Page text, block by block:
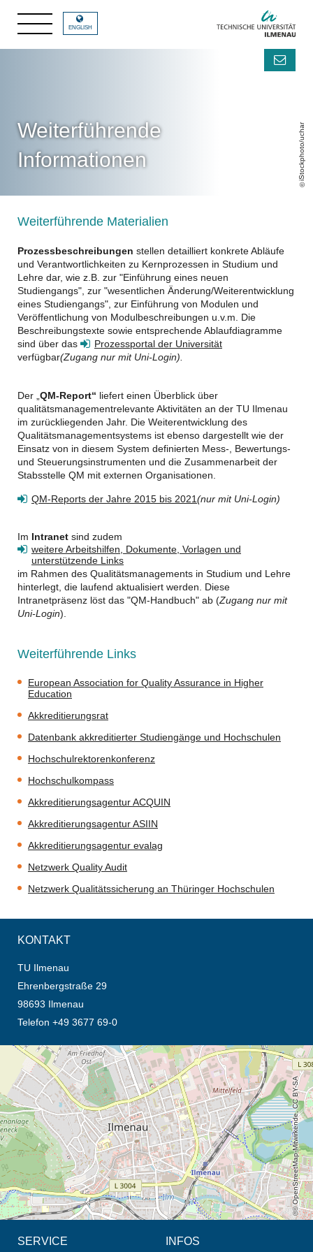
iStockphoto/uchar
ENGLISH
Weiterführende
Informationen
Weiterführende Materialien
Prozessbeschreibungen stellen detailliert konkrete Abläufe
und Verantwortlichkeiten zu Kernprozessen in Studium und
Lehre dar, wie z.B. zur "Einführung eines neuen
Studiengangs", zur "wesentlichen Änderung/Weiterentwicklung
eines Studiengangs", zur Einführung von Modulen und
Veröffentlichung von Modulbeschreibungen u.v.m. Die
Beschreibungstexte sowie entsprechende Ablaufdiagramme
sind über das
Prozessportal der Universität
verfügbar(Zugang nur mit Uni-Login).
Der „ QM-Report“ liefert einen Überblick über
qualitätsmanagementrelevante Aktivitäten an der TU Ilmenau
im zurückliegenden Jahr. Die Weiterentwicklung des
Qualitätsmanagementsystems ist ebenso dargestellt wie der
Einsatz von in diesem System definierten Mess-, Bewertungs-
und Steuerungsinstrumenten und die Zusammenarbeit der
Stabsstelle QM mit externen Organisationen.
QM-Reports der Jahre 2015 bis 2021(nur mit Uni-Login)
Im Intranet sind zudem
weitere Arbeitshilfen, Dokumente, Vorlagen und
unterstützende Links
im Rahmen des Qualitätsmanagements in Studium und Lehre
hinterlegt, die laufend aktualisiert werden. Diese
Intranetpräsenz löst das "QM-Handbuch" ab (Zugang nur mit
Uni-Login).
Weiterführende Links
European Association for Quality Assurance in Higher
Education
Akkreditierungsrat
Datenbank akkreditierter Studiengänge und Hochschulen
Hochschulrektorenkonferenz
Hochschulkompass
Akkreditierungsagentur ACQUIN
Akkreditierungsagentur ASIIN
Akkreditierungsagentur evalag
Netzwerk Quality Audit
Netzwerk Qualitätssicherung an Thüringer Hochschulen
KONTAKT
TU Ilmenau
Ehrenbergstraße 29
98693 Ilmenau
Telefon +49 3677 69-0
Öffnet die Anfahrtsbeschreibung in neuem Tab (Karte)
© OpenStreetMap-Mitwirkende, CC BY-SA
SERVICE INFOS